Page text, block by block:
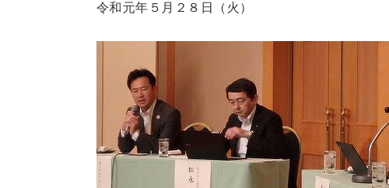
令和元年５月２８日（火）